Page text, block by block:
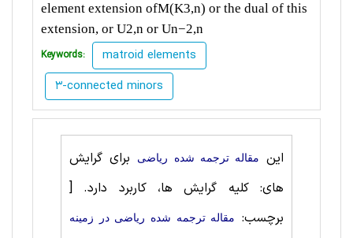
element extension ofM(K3,n) or the dual of this
extension, or U2,n or Un−2,n
Keywords:
matroid elements
3-connected minors
این مقاله ترجمه شده رياضی
برای گرایش
های: کلیه گرایش ها، کاربرد دارد. [
برچسب:
مقاله ترجمه شده رياضی در زمینه